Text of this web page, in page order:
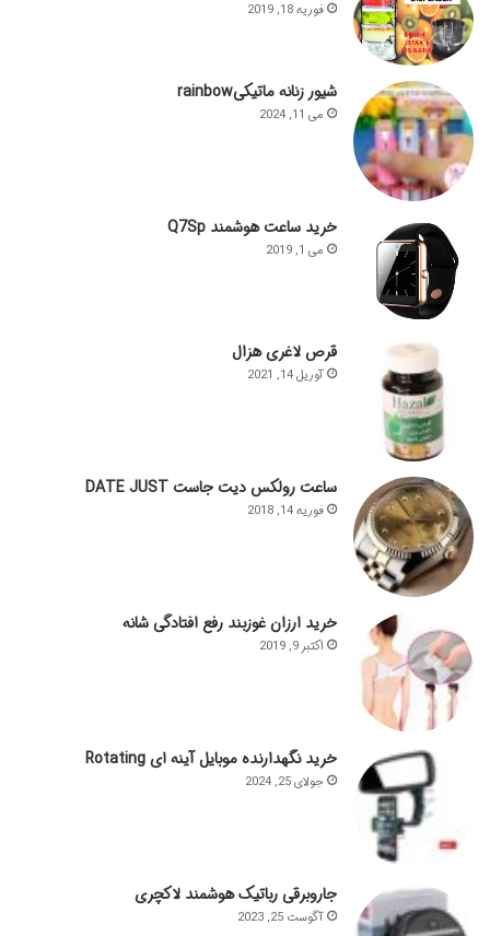
فوریه 18, 2019
شیور زنانه ماتیکیrainbow
می 11, 2024
خرید ساعت هوشمند Q7Sp
می 1, 2019
قرص لاغری هزال
آوریل 14, 2021
ساعت رولکس دیت جاست DATE JUST
فوریه 14, 2018
خرید ارزان غوزبند رفع افتادگی شانه
اکتبر 9, 2019
خرید نگهدارنده موبایل آینه ای Rotating
جولای 25, 2024
جاروبرقی رباتیک هوشمند لاکچری
آگوست 25, 2023